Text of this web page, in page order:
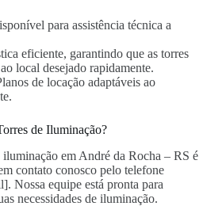
para assistência técnica a
eficiente, garantindo que as torres
local desejado rapidamente.
de locação adaptáveis ao
de Iluminação?
em André da Rocha – RS é
contato conosco pelo telefone
Nossa equipe está pronta para
necessidades de iluminação.